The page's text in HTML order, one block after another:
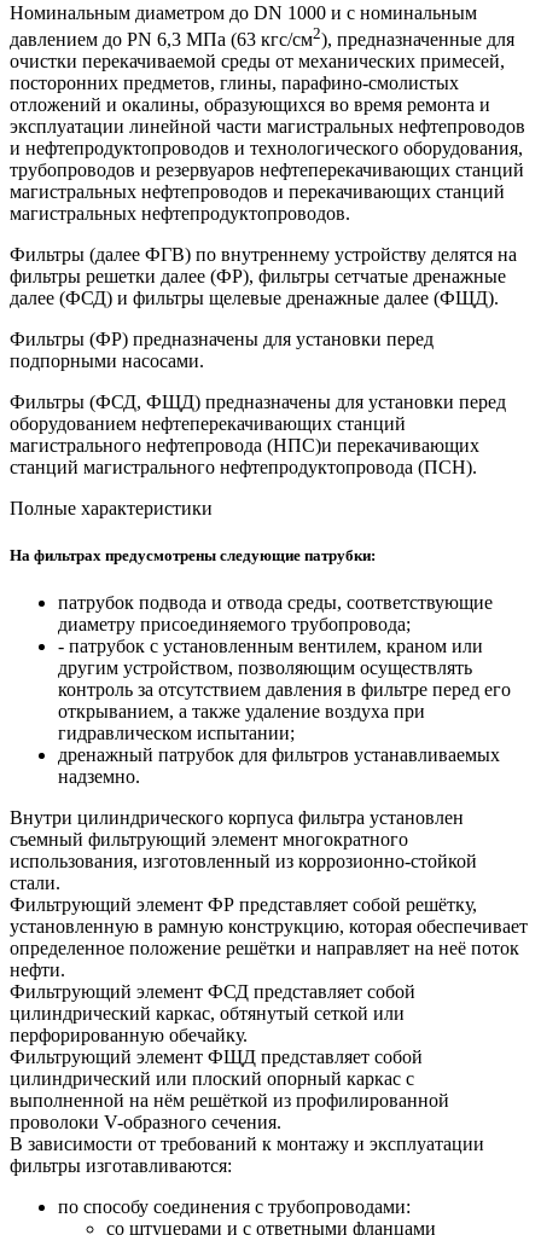
Номинальным диаметром до DN 1000 и с номинальным
давлением до PN 6,3 МПа (63 кгс/см2), предназначенные для
очистки перекачиваемой среды от механических примесей,
посторонних предметов, глины, парафино-смолистых
отложений и окалины, образующихся во время ремонта и
эксплуатации линейной части магистральных нефтепроводов
и нефтепродуктопроводов и технологического оборудования,
трубопроводов и резервуаров нефтеперекачивающих станций
магистральных нефтепроводов и перекачивающих станций
магистральных нефтепродуктопроводов.
Фильтры (далее ФГВ) по внутреннему устройству делятся на
фильтры решетки далее (ФР), фильтры сетчатые дренажные
далее (ФСД) и фильтры щелевые дренажные далее (ФЩД).
Фильтры (ФР) предназначены для установки перед
подпорными насосами.
Фильтры (ФСД, ФЩД) предназначены для установки перед
оборудованием нефтеперекачивающих станций
магистрального нефтепровода (НПС)и перекачивающих
станций магистрального нефтепродуктопровода (ПСН).
Полные характеристики
На фильтрах предусмотрены следующие патрубки:
патрубок подвода и отвода среды, соответствующие
диаметру присоединяемого трубопровода;
- патрубок с установленным вентилем, краном или
другим устройством, позволяющим осуществлять
контроль за отсутствием давления в фильтре перед его
открыванием, а также удаление воздуха при
гидравлическом испытании;
дренажный патрубок для фильтров устанавливаемых
надземно.
Внутри цилиндрического корпуса фильтра установлен
съемный фильтрующий элемент многократного
использования, изготовленный из коррозионно-стойкой
стали.
Фильтрующий элемент ФР представляет собой решётку,
установленную в рамную конструкцию, которая обеспечивает
определенное положение решётки и направляет на неё поток
нефти.
Фильтрующий элемент ФСД представляет собой
цилиндрический каркас, обтянутый сеткой или
перфорированную обечайку.
Фильтрующий элемент ФЩД представляет собой
цилиндрический или плоский опорный каркас с
выполненной на нём решёткой из профилированной
проволоки V-образного сечения.
В зависимости от требований к монтажу и эксплуатации
фильтры изготавливаются:
по способу соединения с трубопроводами:
со штуцерами и с ответными фланцами